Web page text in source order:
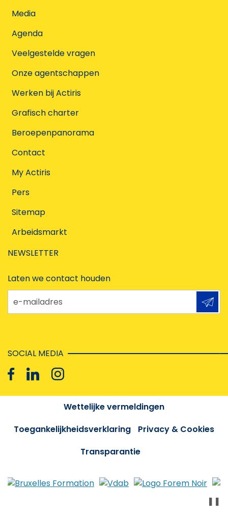
Media
Agenda
Veelgestelde vragen
Onze agentschappen
Werken bij Actiris
Grafisch charter
Beroepenpanorama
Contact
My Actiris
Pers
Sitemap
Arbeidsmarkt
NEWSLETTER
Laten we contact houden
e-mailadres
SOCIAL MEDIA
Wettelijke vermeldingen
Toegankelijkheidsverklaring
Privacy & Cookies
Transparantie
❚❚